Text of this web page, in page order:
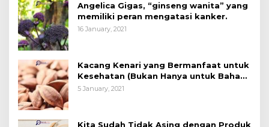
Angelica Gigas, “ginseng wanita” yang
memiliki peran mengatasi kanker.
16 January, 2021
Kacang Kenari yang Bermanfaat untuk
Kesehatan (Bukan Hanya untuk Bahan
Kue)
5 January, 2021
Kita Sudah Tidak Asing dengan Produk